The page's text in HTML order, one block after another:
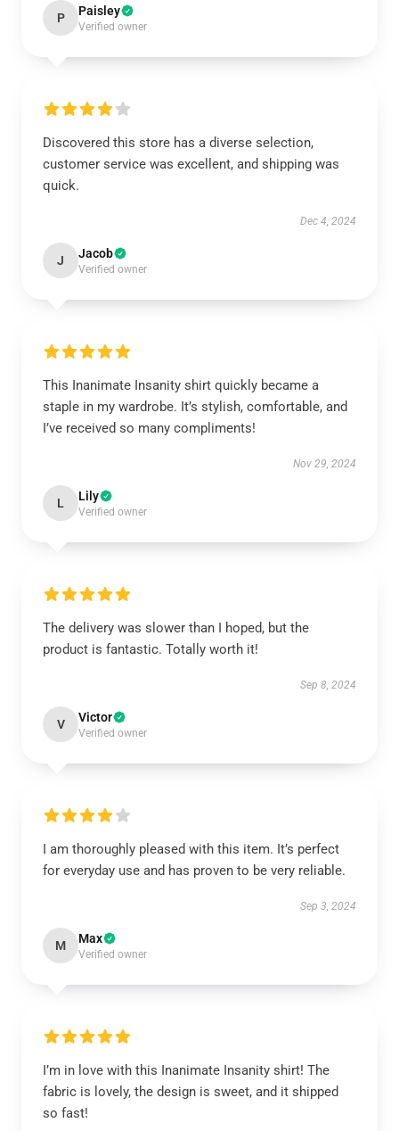
P Paisley
Verified owner
Discovered this store has a diverse selection,
customer service was excellent, and shipping was
quick.
Dec 4, 2024
J Jacob
Verified owner
This Inanimate Insanity shirt quickly became a
staple in my wardrobe. It’s stylish, comfortable, and
I’ve received so many compliments!
Nov 29, 2024
L Lily
Verified owner
The delivery was slower than I hoped, but the
product is fantastic. Totally worth it!
Sep 8, 2024
V Victor
Verified owner
I am thoroughly pleased with this item. It’s perfect
for everyday use and has proven to be very reliable.
Sep 3, 2024
M Max
Verified owner
I’m in love with this Inanimate Insanity shirt! The
fabric is lovely, the design is sweet, and it shipped
so fast!